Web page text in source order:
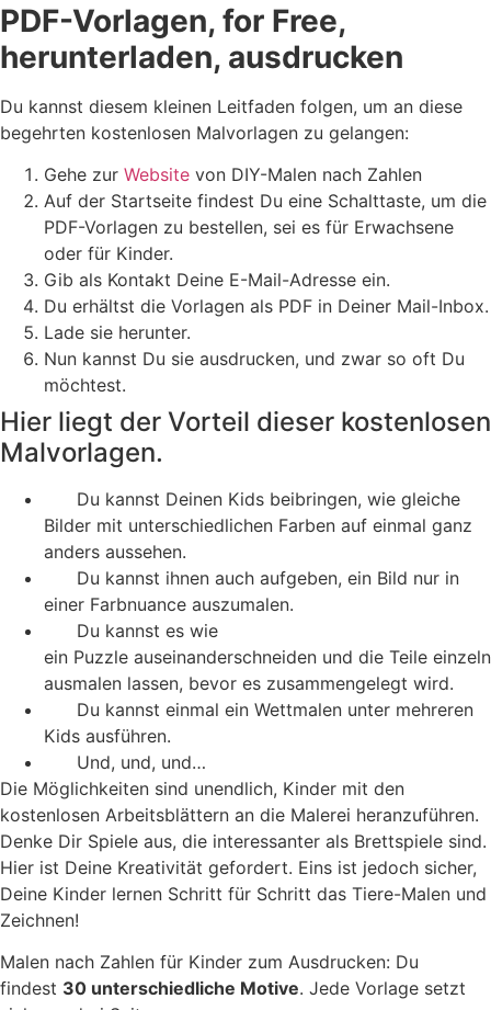
PDF-Vorlagen, for Free,
herunterladen, ausdrucken
Du kannst diesem kleinen Leitfaden folgen, um an diese
begehrten kostenlosen Malvorlagen zu gelangen:
Gehe zur Website von DIY-Malen nach Zahlen
Auf der Startseite findest Du eine Schalttaste, um die
PDF-Vorlagen zu bestellen, sei es für Erwachsene
oder für Kinder.
Gib als Kontakt Deine E-Mail-Adresse ein.
Du erhältst die Vorlagen als PDF in Deiner Mail-Inbox.
Lade sie herunter.
Nun kannst Du sie ausdrucken, und zwar so oft Du
möchtest.
Hier liegt der Vorteil dieser kostenlosen
Malvorlagen.
Du kannst Deinen Kids beibringen, wie gleiche
Bilder mit unterschiedlichen Farben auf einmal ganz
anders aussehen.
Du kannst ihnen auch aufgeben, ein Bild nur in
einer Farbnuance auszumalen.
Du kannst es wie
ein Puzzle auseinanderschneiden und die Teile einzeln
ausmalen lassen, bevor es zusammengelegt wird.
Du kannst einmal ein Wettmalen unter mehreren
Kids ausführen.
Und, und, und…
Die Möglichkeiten sind unendlich, Kinder mit den
kostenlosen Arbeitsblättern an die Malerei heranzuführen.
Denke Dir Spiele aus, die interessanter als Brettspiele sind.
Hier ist Deine Kreativität gefordert. Eins ist jedoch sicher,
Deine Kinder lernen Schritt für Schritt das Tiere-Malen und
Zeichnen!
Malen nach Zahlen für Kinder zum Ausdrucken: Du
findest 30 unterschiedliche Motive. Jede Vorlage setzt